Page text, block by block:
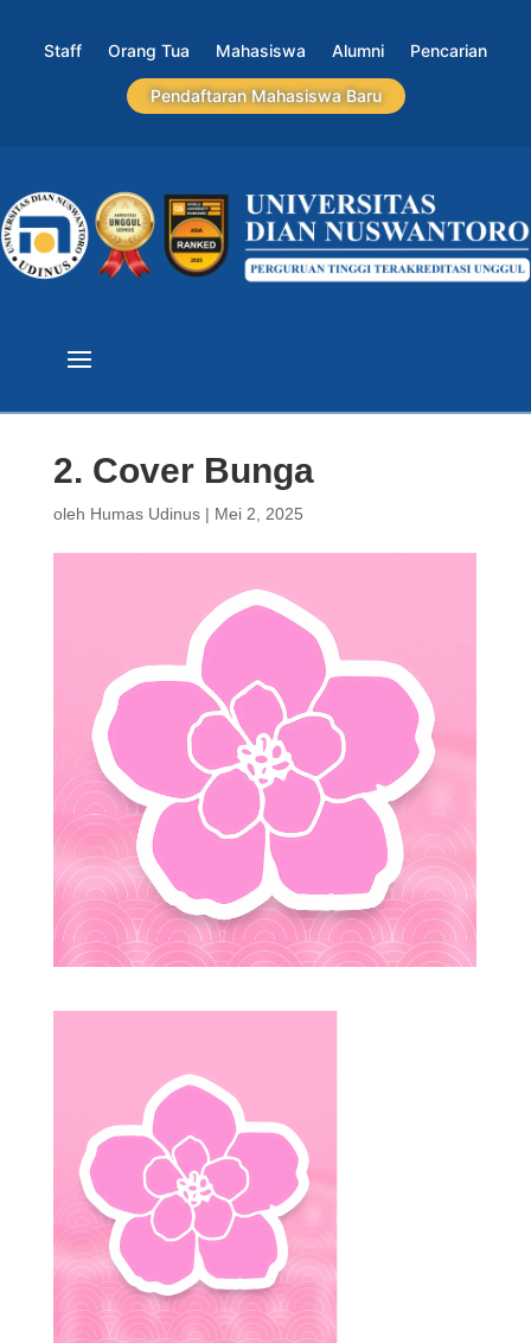
Staff Orang Tua Mahasiswa Alumni Pencarian
Pendaftaran Mahasiswa Baru
2. Cover Bunga
oleh Humas Udinus| Mei 2, 2025